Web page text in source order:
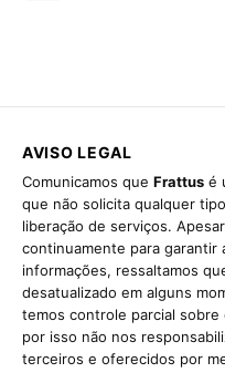
AVISO LEGAL
Comunicamos que Frattus é
que não solicita qualquer
liberação de serviços.
continuamente para garantir
informações, ressaltamos
desatualizado em alguns
temos controle parcial
por isso não nos
terceiros e oferecidos por